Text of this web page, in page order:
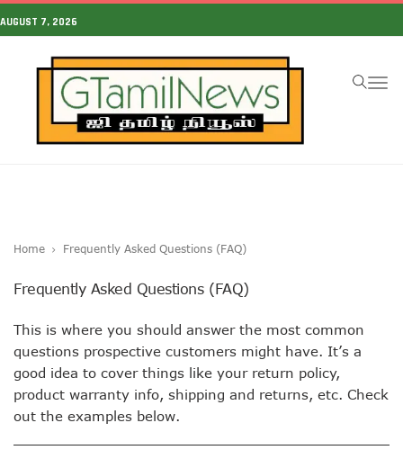
AUGUST 7, 2026
Home Frequently Asked Questions (FAQ)
Frequently Asked Questions (FAQ)
This is where you should answer the most common
questions prospective customers might have. It’s a
good idea to cover things like your return policy,
product warranty info, shipping and returns, etc. Check
out the examples below.